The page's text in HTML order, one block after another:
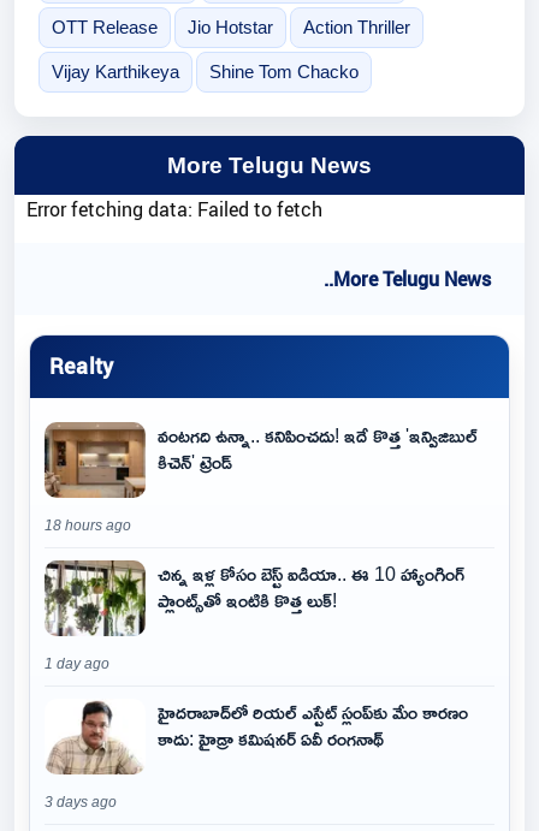
OTT Release Jio Hotstar Action Thriller
Vijay Karthikeya Shine Tom Chacko
More Telugu News
Error fetching data: Failed to fetch
..More Telugu News
Realty
వంటగది ఉన్నా.. కనిపించదు! ఇదే కొత్త 'ఇన్విజిబుల్
కిచెన్' ట్రెండ్
18 hours ago
చిన్న ఇళ్ల కోసం బెస్ట్ ఐడియా.. ఈ 10 హ్యాంగింగ్
ప్లాంట్స్‌తో ఇంటికి కొత్త లుక్!
1 day ago
హైదరాబాద్‌లో రియల్ ఎస్టేట్ స్లంప్‌కు మేం కారణం
కాదు: హైడ్రా కమిషనర్ ఏవీ రంగనాథ్
3 days ago